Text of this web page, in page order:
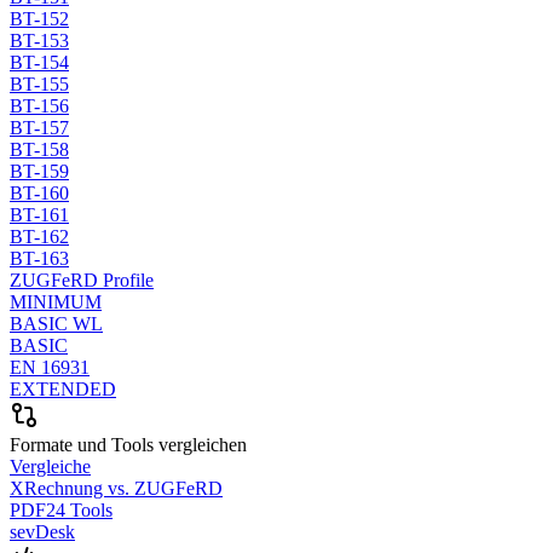
BT-152
BT-153
BT-154
BT-155
BT-156
BT-157
BT-158
BT-159
BT-160
BT-161
BT-162
BT-163
ZUGFeRD Profile
MINIMUM
BASIC WL
BASIC
EN 16931
EXTENDED
Formate und Tools vergleichen
Vergleiche
XRechnung vs. ZUGFeRD
PDF24 Tools
sevDesk